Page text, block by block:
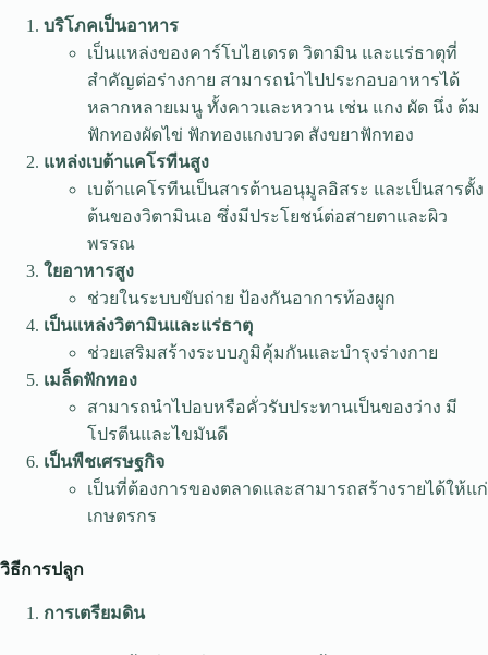
บริโภคเป็นอาหาร
เป็นแหล่งของคาร์โบไฮเดรต วิตามิน และแร่ธาตุที่
สำคัญต่อร่างกาย สามารถนำไปประกอบอาหารได้
หลากหลายเมนู ทั้งคาวและหวาน เช่น แกง ผัด นึ่ง ต้ม
ฟักทองผัดไข่ ฟักทองแกงบวด สังขยาฟักทอง
แหล่งเบต้าแคโรทีนสูง
เบต้าแคโรทีนเป็นสารต้านอนุมูลอิสระ และเป็นสารตั้ง
ต้นของวิตามินเอ ซึ่งมีประโยชน์ต่อสายตาและผิว
พรรณ
ใยอาหารสูง
ช่วยในระบบขับถ่าย ป้องกันอาการท้องผูก
เป็นแหล่งวิตามินและแร่ธาตุ
ช่วยเสริมสร้างระบบภูมิคุ้มกันและบำรุงร่างกาย
เมล็ดฟักทอง
สามารถนำไปอบหรือคั่วรับประทานเป็นของว่าง มี
โปรตีนและไขมันดี
เป็นพืชเศรษฐกิจ
เป็นที่ต้องการของตลาดและสามารถสร้างรายได้ให้แก่
เกษตรกร
วิธีการปลูก
การเตรียมดิน